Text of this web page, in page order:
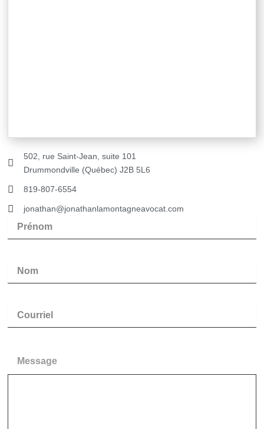
502, rue Saint-Jean, suite 101
Drummondville (Québec) J2B 5L6
819-807-6554
jonathan@jonathanlamontagneavocat.com
Message